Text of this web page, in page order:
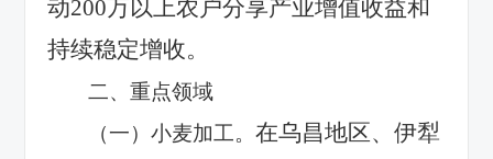
动200万以上农户分享产业增值收益和
持续稳定增收。
二、重点领域
（一）小麦加工。在乌昌地区、伊犁